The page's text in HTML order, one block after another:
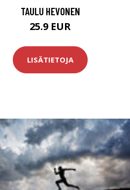
TAULU HEVONEN
25.9 EUR
LISÄTIETOJA